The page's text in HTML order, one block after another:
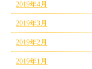
2019年4月
2019年3月
2019年2月
2019年1月